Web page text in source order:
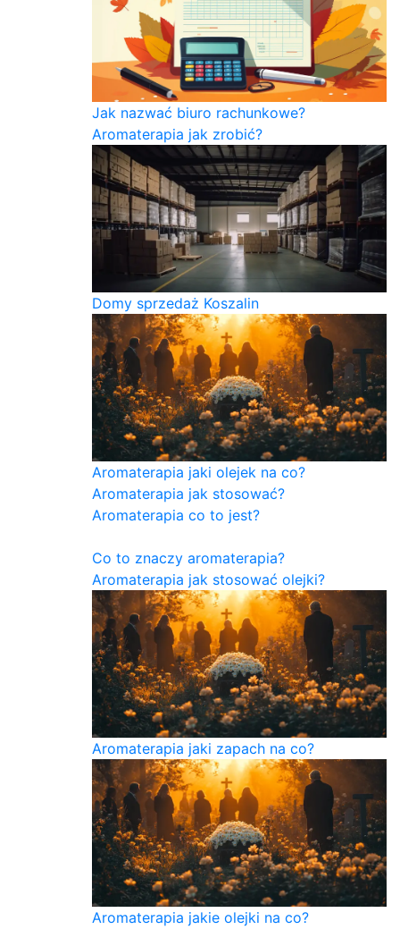
Jak nazwać biuro rachunkowe?
Aromaterapia jak zrobić?
Domy sprzedaż Koszalin
Aromaterapia jaki olejek na co?
Aromaterapia jak stosować?
Aromaterapia co to jest?
Co to znaczy aromaterapia?
Aromaterapia jak stosować olejki?
Aromaterapia jaki zapach na co?
Aromaterapia jakie olejki na co?